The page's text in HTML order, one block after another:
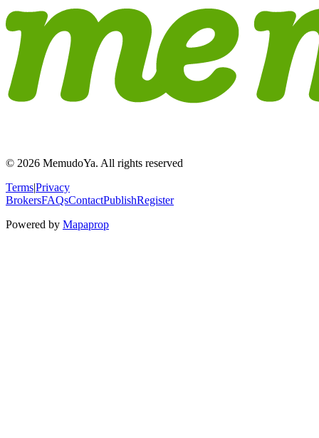
© 2026 MemudoYa. All rights reserved
Terms|Privacy
BrokersFAQsContactPublishRegister
Powered by Mapaprop